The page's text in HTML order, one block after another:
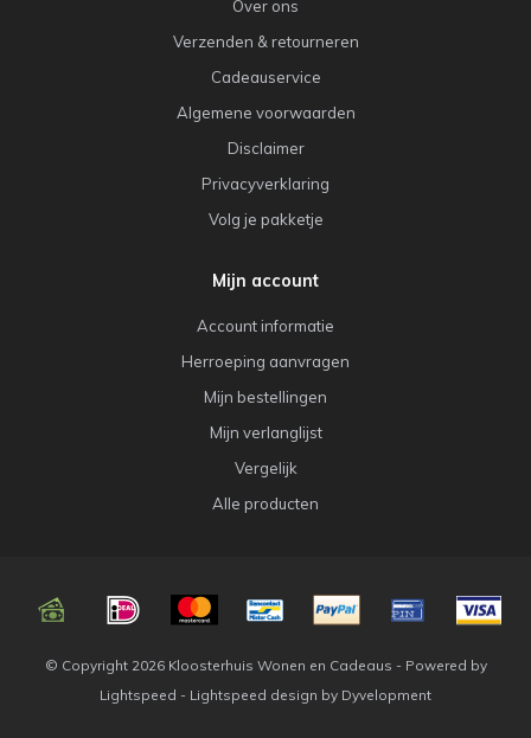
Over ons
Verzenden & retourneren
Cadeauservice
Algemene voorwaarden
Disclaimer
Privacyverklaring
Volg je pakketje
Mijn account
Account informatie
Herroeping aanvragen
Mijn bestellingen
Mijn verlanglijst
Vergelijk
Alle producten
© Copyright 2026 Kloosterhuis Wonen en Cadeaus - Powered by
Lightspeed - Lightspeed design by Dyvelopment